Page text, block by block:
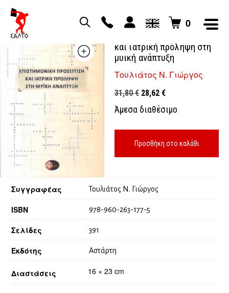
0
και ιατρική πρόληψη στη
μυική ανάπτυξη
Τουλιάτος Ν. Γιώργος
31,80€ Original
price
31,80 €.
28,62 €Η
τρέχουσα
τιμή
είναι:
28,62 €.
Άμεσα διαθέσιμο
Προσθήκη στο καλάθι
Διαστάσεις 16 × 23 cm
Συγγραφέας Τουλιάτος Ν. Γιώργος
ISBN 978-960-263-177-5
Σελίδες 391
Εκδότης Αστάρτη